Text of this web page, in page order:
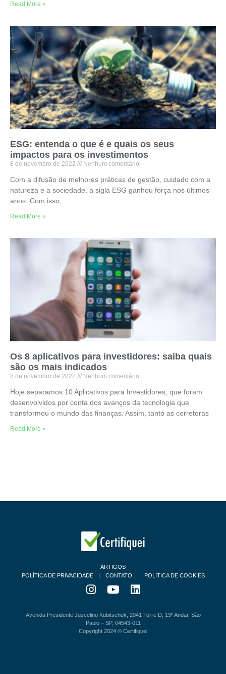
Read More »
ESG: entenda o que é e quais os seus
impactos para os investimentos
8 de novembro de 2022 Nenhum comentário
Com a difusão de melhores práticas de gestão, cuidado com a
natureza e a sociedade, a sigla ESG ganhou força nos últimos
anos. Com isso,
Read More »
Os 8 aplicativos para investidores: saiba quais
são os mais indicados
8 de novembro de 2022 Nenhum comentário
Hoje separamos 10 Aplicativos para Investidores, que foram
desenvolvidos por conta dos avanços da tecnologia que
transformou o mundo das finanças. Assim, tanto as corretoras
Read More »
ARTIGOS
POLÍTICA DE PRIVACIDADE
CONTATO POLÍTICA DE COOKIES
Avenida Presidente Juscelino Kubitschek, 2041 Torre D, 13º Andar, São
Paulo – SP, 04543-011
Copyright 2024 © Certifiquei